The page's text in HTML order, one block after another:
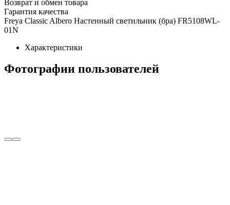
Возврат и обмен товара
Гарантия качества
Freya Classic Albero Настенный светильник (бра) FR5108WL-
01N
Характеристики
Фотографии пользователей